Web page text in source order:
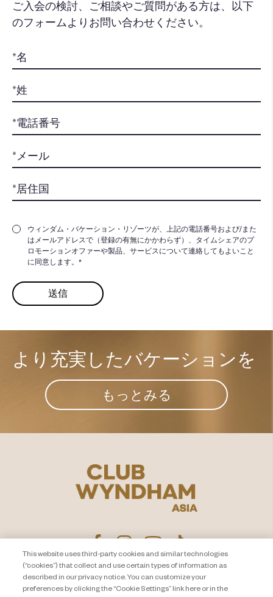
ご入会の検討、ご相談やご質問がある方は、以下
のフォームよりお問い合わせください。​
ウィンダム・バケーション・リゾーツが、上記の電話番号および/また
はメールアドレスで（登録の有無にかかわらず）、タイムシェアのプ
ロモーションオファーや製品、サービスについて連絡してもよいこと
に同意します。*
より充実した​バケーションを
もっとみる
プライバシー通知
お問い合わせ
This website uses third-party cookies and similar technologies
(“cookies”) that collect and use certain types of information as
described in our privacy notice. You can customize your
preferences by clicking the “Cookie Settings” link here or in the